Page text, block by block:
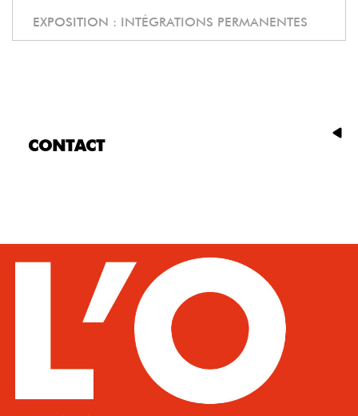
EXPOSITION : INTÉGRATIONS PERMANENTES
CONTACT